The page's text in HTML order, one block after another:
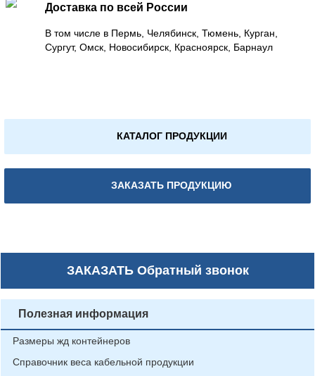
Доставка по всей России
В том числе в Пермь, Челябинск, Тюмень, Курган,
Сургут, Омск, Новосибирск, Красноярск, Барнаул
КАТАЛОГ ПРОДУКЦИИ
ЗАКАЗАТЬ ПРОДУКЦИЮ
ЗАКАЗАТЬОбратный звонок
Полезная информация
Размеры жд контейнеров
Справочник веса кабельной продукции